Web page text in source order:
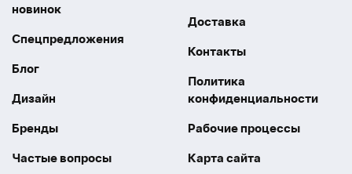
новинок
Спецпредложения
Блог
Дизайн
Бренды
Частые вопросы
Доставка
Контакты
Политика
конфиденциальности
Рабочие процессы
Карта сайта